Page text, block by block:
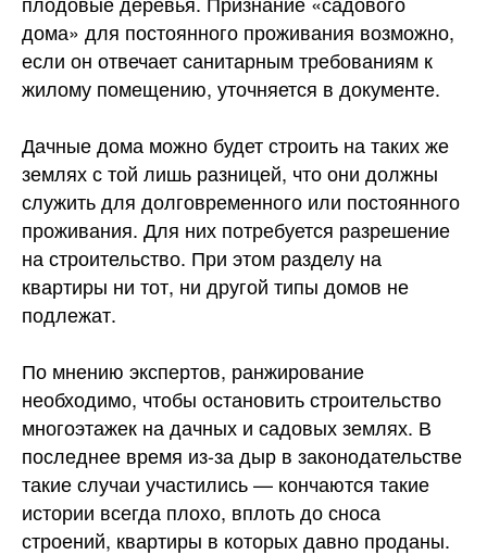
дома» для постоянного проживания возможно,
если он отвечает санитарным требованиям к
жилому помещению, уточняется в документе.
Дачные дома можно будет строить на таких же
землях с той лишь разницей, что они должны
служить для долговременного или постоянного
проживания. Для них потребуется разрешение
на строительство. При этом разделу на
квартиры ни тот, ни другой типы домов не
подлежат.
По мнению экспертов, ранжирование
необходимо, чтобы остановить строительство
многоэтажек на дачных и садовых землях. В
последнее время из-за дыр в законодательстве
такие случаи участились — кончаются такие
истории всегда плохо, вплоть до сноса
строений, квартиры в которых давно проданы.